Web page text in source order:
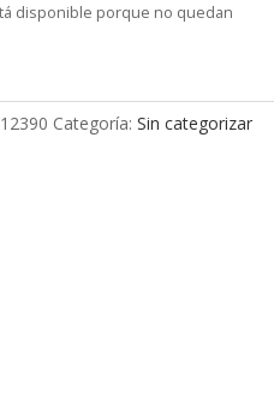
disponible porque no quedan
Categoría: Sin categorizar